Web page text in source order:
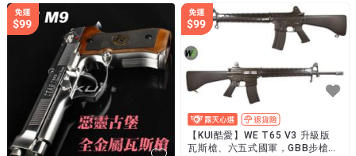
【KUI酷愛】WE T65 V3 升級版
瓦斯槍、六五式國軍，GBB步槍、